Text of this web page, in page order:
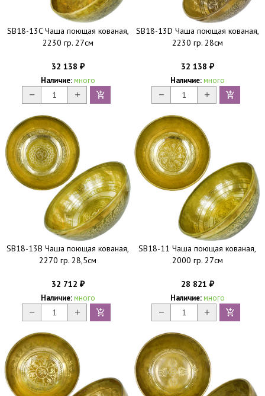
SB18-13C Чаша поющая кованая,
2230 гр. 27см
32 138 ₽
Наличие: много
SB18-13D Чаша поющая кованая,
2230 гр. 28см
32 138 ₽
Наличие: много
SB18-13B Чаша поющая кованая,
2270 гр. 28,5см
32 712 ₽
Наличие: много
SB18-11 Чаша поющая кованая,
2000 гр. 27см
28 821 ₽
Наличие: много